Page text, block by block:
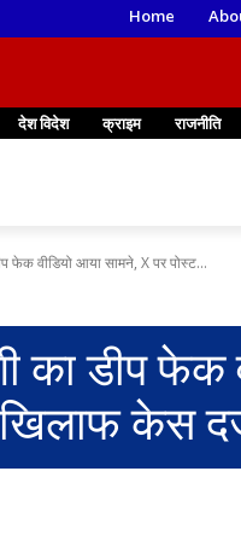
Home
देश विदेश क्राइम राजनीति
फेक वीडियो आया सामने, X पर पोस्ट...
का डीप फेक
केस